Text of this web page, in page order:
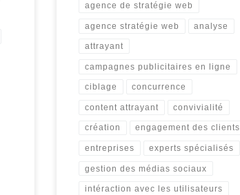
agence de stratégie web
agence stratégie web analyse
attrayant
campagnes publicitaires en ligne
ciblage concurrence
content attrayant convivialité
création engagement des clients
entreprises experts spécialisés
gestion des médias sociaux
intéraction avec les utilisateurs